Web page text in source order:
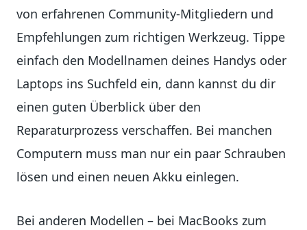
von erfahrenen Community-Mitgliedern und
Empfehlungen zum richtigen Werkzeug. Tippe
einfach den Modellnamen deines Handys oder
Laptops ins Suchfeld ein, dann kannst du dir
einen guten Überblick über den
Reparaturprozess verschaffen. Bei manchen
Computern muss man nur ein paar Schrauben
lösen und einen neuen Akku einlegen.
Bei anderen Modellen – bei MacBooks zum